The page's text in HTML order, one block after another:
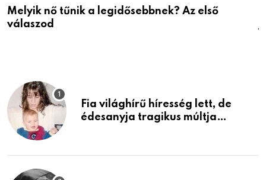
Melyik nő tűnik a legidősebbnek? Az első
válaszod
Fia világhírű híresség lett, de
édesanyja tragikus múltja